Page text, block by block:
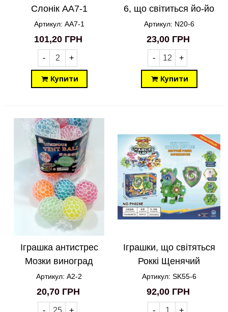
Слонік AA7-1
Артикул: AA7-1
101,20 ГРН
- +
Купити
6, що світиться йо-йо
на нитці
Артикул: N20-6
23,00 ГРН
- +
Купити
Іграшка антистрес
Мозки виноград
світлонакопичувальний
у банку A2-2
Артикул: A2-2
20,70 ГРН
- +
Іграшки, що світяться
Роккі Щенячий
патруль Paw PATROL
Rocky PH028E SK55-6
Артикул: SK55-6
92,00 ГРН
- +